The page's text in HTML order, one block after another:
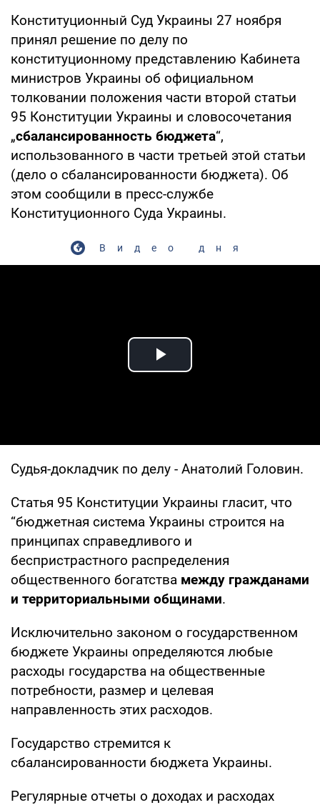
Конституционный Суд Украины 27 ноября
принял решение по делу по
конституционному представлению Кабинета
министров Украины об официальном
толковании положения части второй статьи
95 Конституции Украины и словосочетания
„сбалансированность бюджета“,
использованного в части третьей этой статьи
(дело о сбалансированности бюджета). Об
этом сообщили в пресс-службе
Конституционного Суда Украины.
Видео дня
Play Video
Судья-докладчик по делу - Анатолий Головин.
Статья 95 Конституции Украины гласит, что
“бюджетная система Украины строится на
принципах справедливого и
беспристрастного распределения
общественного богатства между гражданами
и территориальными общинами.
Исключительно законом о государственном
бюджете Украины определяются любые
расходы государства на общественные
потребности, размер и целевая
направленность этих расходов.
Государство стремится к
сбалансированности бюджета Украины.
Регулярные отчеты о доходах и расходах